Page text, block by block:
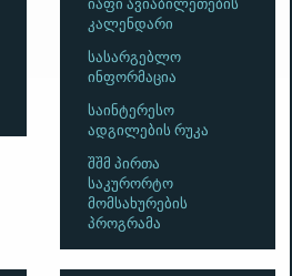
კალენდარი
სასარგებლო
ინფორმაცია
საინტერესო
ადგილების რუკა
შშმ პირთა
საკურორტო
მომსახურების
პროგრამა